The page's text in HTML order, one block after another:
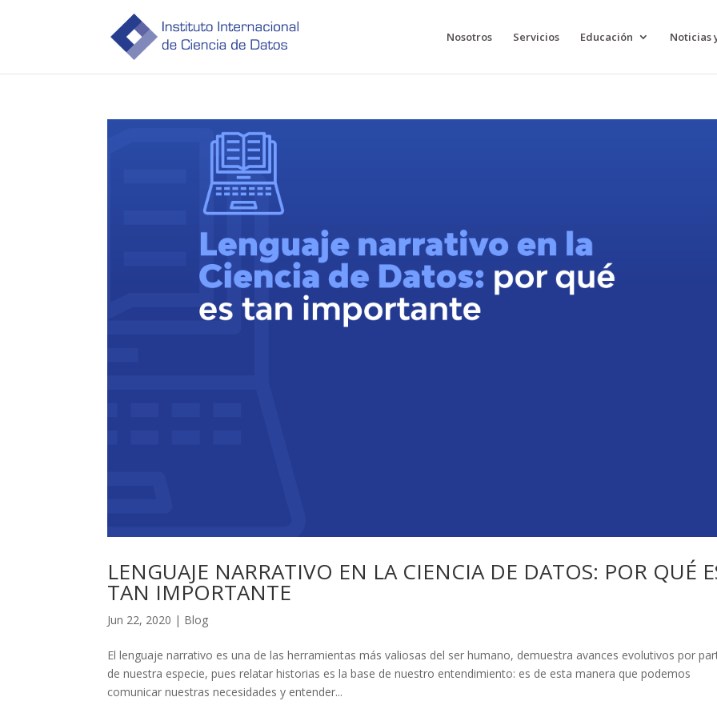
Nosotros Servicios Educación Noticias
LENGUAJE NARRATIVO EN LA CIENCIA DE DATOS: POR QUÉ
TAN IMPORTANTE
Jun 22, 2020 | Blog
El lenguaje narrativo es una de las herramientas más valiosas del ser humano, demuestra avances evolutivos por
de nuestra especie, pues relatar historias es la base de nuestro entendimiento: es de esta manera que podemos
comunicar nuestras necesidades y entender...